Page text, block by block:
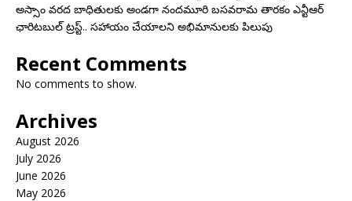
అస్సాం వరద బాధితులకు అండగా నందమూరి బసవరామ తారకం ఎన్టీఆర్
ఛారిటబుల్ ట్రస్ట్.. సహాయం చేయాలని అభిమానులకు పిలుపు
Recent Comments
No comments to show.
Archives
August 2026
July 2026
June 2026
May 2026